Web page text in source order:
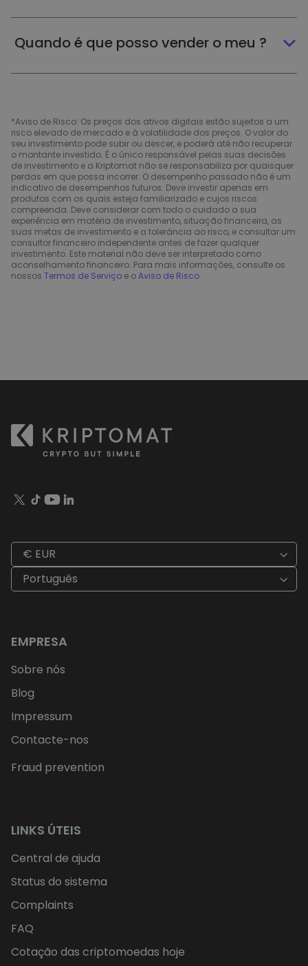
Quando é que posso vender o meu ?
*Aviso de Risco: Os preços dos ativos digitais estão sujeitos a um
risco elevado de mercado e à volatilidade dos preços. O valor do
seu investimento pode subir ou descer, e poderá até não recuperar
o montante investido. É o único responsável pelas suas decisões
de investimento e a Kriptomat não se responsabiliza por quaisquer
perdas em que possa incorrer. O desempenho passado não é um
indicativo de desempenhos futuros. Deve investir apenas em
produtos com os quais esteja familiarizado e cujos riscos
compreenda. Deve considerar com todo o cuidado a sua
experiência em matéria de investimento, situação financeira, as
suas metas de investimento e a tolerância ao risco, e consultar um
consultor financeiro independente antes de fazer qualquer
investimento. Este material não deve ser interpretado como
aconselhamento financeiro. Para mais informações, consulte os
nossos Termos de Serviço e oAviso de Risco.
€ EUR
Português
EMPRESA
Sobre nós
Blog
Impressum
Contacte-nos
Fraud prevention
LINKS ÚTEIS
Central de ajuda
Status do sistema
Complaints
FAQ
Cotação das criptomoedas hoje